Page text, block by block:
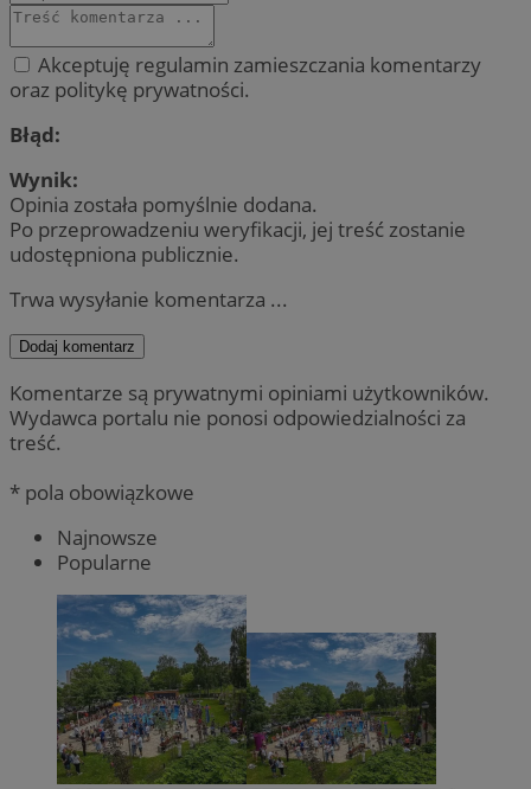
Akceptuję regulamin zamieszczania komentarzy
oraz politykę prywatności.
Błąd:
Wynik:
Opinia została pomyślnie dodana.
Po przeprowadzeniu weryfikacji, jej treść zostanie
udostępniona publicznie.
Trwa wysyłanie komentarza ...
Dodaj komentarz
Komentarze są prywatnymi opiniami użytkowników.
Wydawca portalu nie ponosi odpowiedzialności za
treść.
* pola obowiązkowe
Najnowsze
Popularne